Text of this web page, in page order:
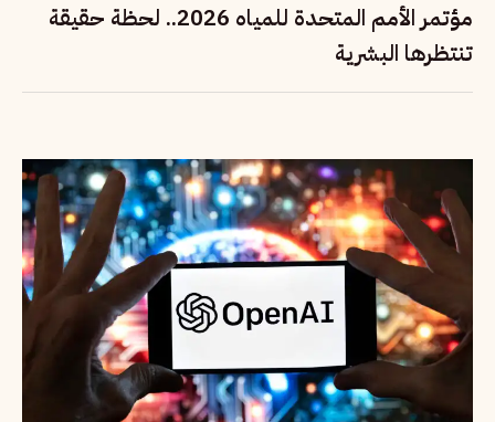
مؤتمر الأمم المتحدة للمياه 2026.. لحظة حقيقة
تنتظرها البشرية